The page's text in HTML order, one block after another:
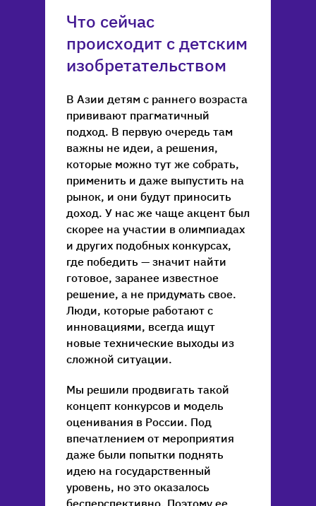
Что сейчас
происходит с детским
изобретательством
В Азии детям с раннего возраста
прививают прагматичный
подход. В первую очередь там
важны не идеи, а решения,
которые можно тут же собрать,
применить и даже выпустить на
рынок, и они будут приносить
доход. У нас же чаще акцент был
скорее на участии в олимпиадах
и других подобных конкурсах,
где победить — значит найти
готовое, заранее известное
решение, а не придумать свое.
Люди, которые работают с
инновациями, всегда ищут
новые технические выходы из
сложной ситуации.
Мы решили продвигать такой
концепт конкурсов и модель
оценивания в России. Под
впечатлением от мероприятия
даже были попытки поднять
идею на государственный
уровень, но это оказалось
бесперспективно. Поэтому ее